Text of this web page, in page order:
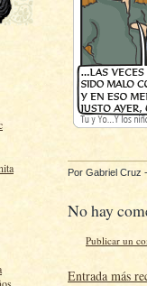
Por Gabriel Cruz
No hay
Publicar un
Entrada más